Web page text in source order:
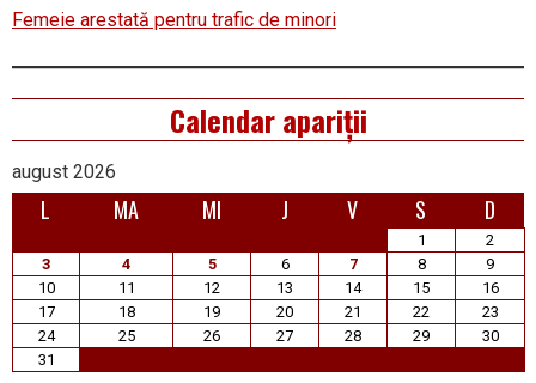
Femeie arestată pentru trafic de minori
Calendar apariții
august 2026
L MA MI J V S D
1
2
3
4 5 6 7 8
9
10
11 12 13 14 15
16
17
18 19 20 21 22
23
24
25 26 27 28 29
30
31